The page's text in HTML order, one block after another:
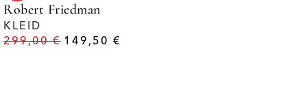
Robert Friedman
KLEID
299,00€ 149,50€